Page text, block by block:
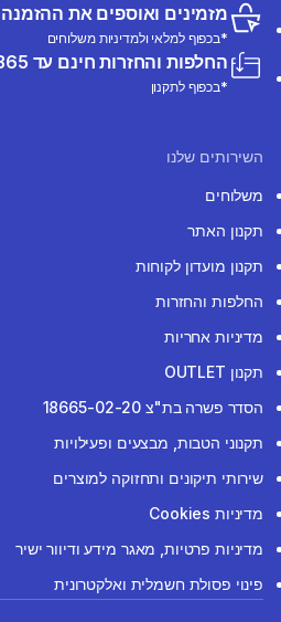
מזמינים ואוספים את
*בכפוף למלאי ולמדיניות משלוחים
החלפות והחזרות חינם עד 365 ימים ממועד הרכישה
*בכפוף לתקנון
השירותים שלנו
משלוחים
תקנון האתר
תקנון מועדון לקוחות
החלפות והחזרות
מדיניות אחריות
תקנון OUTLET
הסדר פשרה בת"צ 18665-02-20
תקנוני הטבות, מבצעים ופעילויות
שירותי תיקונים ותחזוקה למוצרים
מדיניות Cookies
מדיניות פרטיות, מאגר מידע ודיוור ישיר
פינוי פסולת חשמלית ואלקטרונית